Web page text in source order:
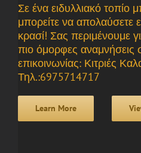
Σε ένα ειδυλλιακό
μπορείτε να απολαύσετε
κρασί! Σας περιμένουμε
πιο όμορφες αναμνήσεις
επικοινωνίας: Κιτριές
Τηλ.:6975714717
Learn More